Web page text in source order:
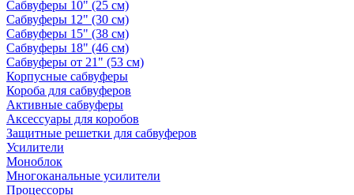
Сабвуферы 10" (25 см)
Сабвуферы 12" (30 см)
Сабвуферы 15" (38 см)
Сабвуферы 18" (46 см)
Сабвуферы от 21" (53 см)
Корпусные сабвуферы
Короба для сабвуферов
Активные сабвуферы
Аксессуары для коробов
Защитные решетки для сабвуферов
Усилители
Моноблок
Многоканальные усилители
Процессоры